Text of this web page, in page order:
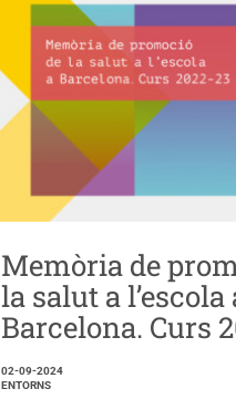
Memòria de
la salut a l’escola
Barcelona. Curs
02-09-2024
ENTORNS